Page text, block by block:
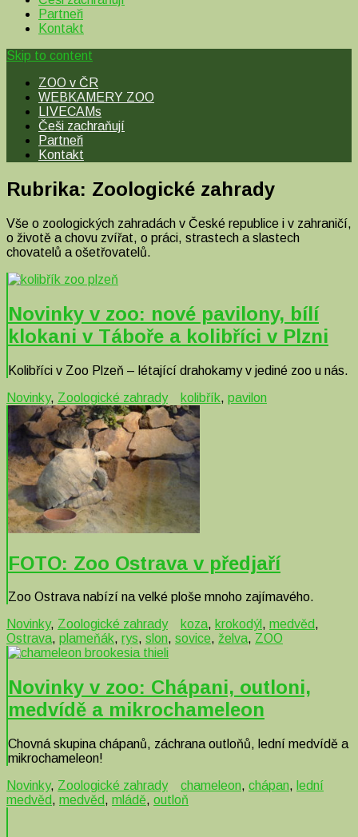
Partneři
Kontakt
Skip to content
ZOO v ČR
WEBKAMERY ZOO
LIVECAMs
Češi zachraňují
Partneři
Kontakt
Rubrika: Zoologické zahrady
Vše o zoologických zahradách v České republice i v zahraničí,
o životě a chovu zvířat, o práci, strastech a slastech
chovatelů a ošetřovatelů.
Novinky v zoo: nové pavilony, bílí
klokani v Táboře a kolibříci v Plzni
Kolibříci v Zoo Plzeň – létající drahokamy v jediné zoo u nás.
Novinky, Zoologické zahrady kolibřík, pavilon
FOTO: Zoo Ostrava v předjaří
Zoo Ostrava nabízí na velké ploše mnoho zajímavého.
Novinky, Zoologické zahrady koza, krokodýl , medvěd,
Ostrava, plameňák, rys, slon, sovice, želva, ZOO
Novinky v zoo: Chápani, outloni,
medvídě a mikrochameleon
Chovná skupina chápanů, záchrana outloňů, lední medvídě a
mikrochameleon!
Novinky, Zoologické zahrady chameleon, chápan, lední
medvěd, medvěd, mládě, outloň